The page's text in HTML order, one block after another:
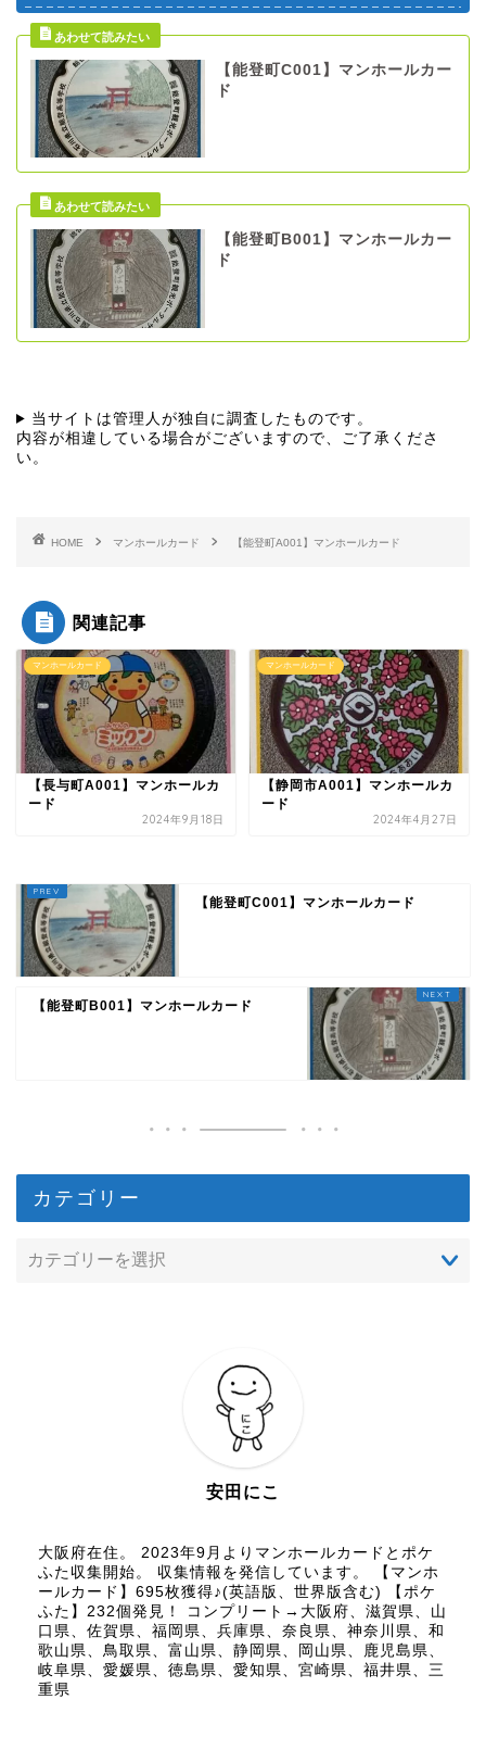
【能登町C001】マンホールカー
ド
【能登町B001】マンホールカー
ド
当サイトは管理人が独自に調査したものです。
内容が相違している場合がございますので、ご了承くださ
い。
HOME マンホールカード 【能登町A001】マンホールカード
関連記事
マンホールカード
【長与町A001】マンホールカ
ード
2024年9月18日
マンホールカード
【静岡市A001】マンホールカ
ード
2024年4月27日
【能登町C001】マンホールカード
【能登町B001】マンホールカード
カテゴリー
安田にこ
大阪府在住。 2023年9月よりマンホールカードとポケ
ふた収集開始。 収集情報を発信しています。 【マンホ
ールカード】695枚獲得♪(英語版、世界版含む) 【ポケ
ふた】232個発見！ コンプリート→大阪府、滋賀県、山
口県、佐賀県、福岡県、兵庫県、奈良県、神奈川県、和
歌山県、鳥取県、富山県、静岡県、岡山県、鹿児島県、
岐阜県、愛媛県、徳島県、愛知県、宮崎県、福井県、三
重県